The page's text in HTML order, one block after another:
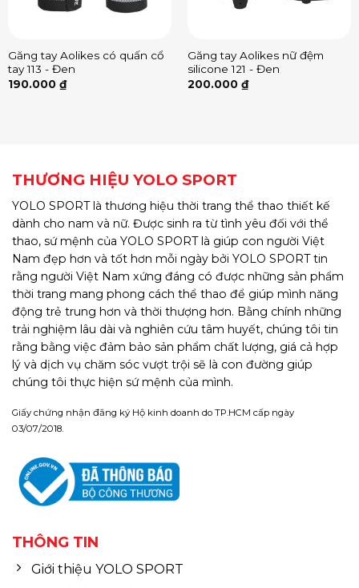
Găng tay Aolikes có quấn cổ
tay 113 - Đen
190.000 ₫
Găng tay Aolikes nữ đệm
silicone 121 - Đen
200.000 ₫
THƯƠNG HIỆU YOLO SPORT
YOLO SPORT là thương hiệu thời trang thể thao thiết kế
dành cho nam và nữ. Được sinh ra từ tình yêu đối với thể
thao, sứ mệnh của YOLO SPORT là giúp con người Việt
Nam đẹp hơn và tốt hơn mỗi ngày bởi YOLO SPORT tin
rằng người Việt Nam xứng đáng có được những sản phẩm
thời trang mang phong cách thể thao để giúp mình năng
động trẻ trung hơn và thời thượng hơn. Bằng chính những
trải nghiệm lâu dài và nghiên cứu tâm huyết, chúng tôi tin
rằng bằng việc đảm bảo sản phẩm chất lượng, giá cả hợp
lý và dịch vụ chăm sóc vượt trội sẽ là con đường giúp
chúng tôi thực hiện sứ mệnh của mình.
Giấy chứng nhận đăng ký Hộ kinh doanh do TP.HCM cấp ngày
03/07/2018.
THÔNG TIN
Giới thiệu YOLO SPORT